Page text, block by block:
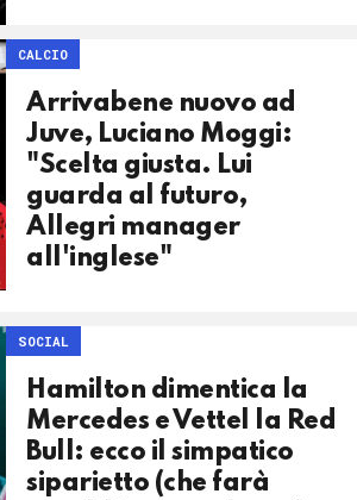
CALCIO
Arrivabene nuovo ad
Juve, Luciano Moggi:
"Scelta giusta. Lui
guarda al futuro,
Allegri manager
all'inglese"
SOCIAL
Hamilton dimentica la
Mercedes e Vettel la Red
Bull: ecco il simpatico
siparietto (che farà